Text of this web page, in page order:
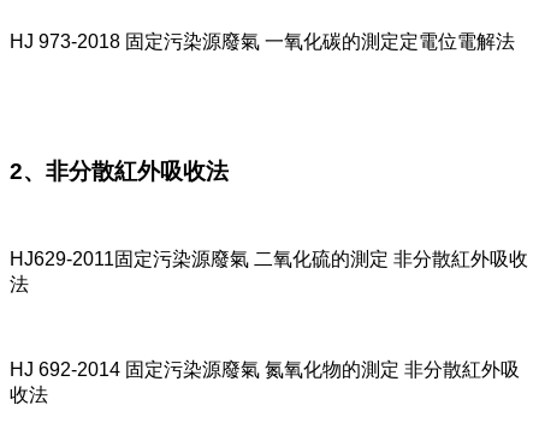
HJ 973-2018 固定污染源廢氣 一氧化碳的測定定電位電解法
2、非分散紅外吸收法
HJ629-2011固定污染源廢氣 二氧化硫的測定 非分散紅外吸收
法
HJ 692-2014 固定污染源廢氣 氮氧化物的測定 非分散紅外吸
收法